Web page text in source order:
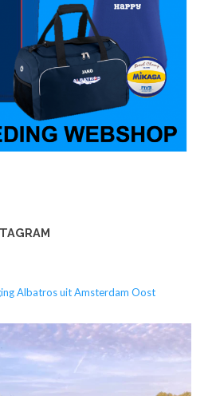
Albatros uit Amsterdam Oost